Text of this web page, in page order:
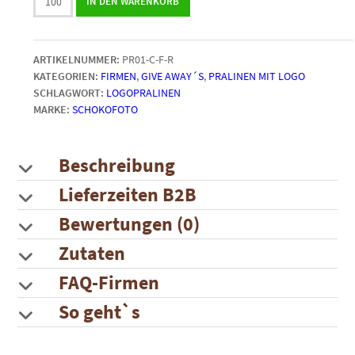
mit
in
der
Tüte
|
rund
Stück
Menge
ARTIKELNUMMER: PR01-C-F-R
KATEGORIEN: FIRMEN,GIVE AWAY´S, PRALINEN MIT LOGO
SCHLAGWORT: LOGOPRALINEN
MARKE:SCHOKOFOTO
Beschreibung
Lieferzeiten B2B
Bewertungen (0)
Zutaten
FAQ-Firmen
So geht`s